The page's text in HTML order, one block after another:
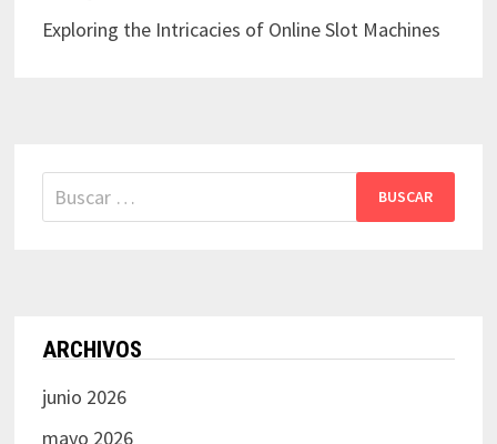
Exploring the Intricacies of Online Slot Machines
Buscar:
ARCHIVOS
junio 2026
mayo 2026